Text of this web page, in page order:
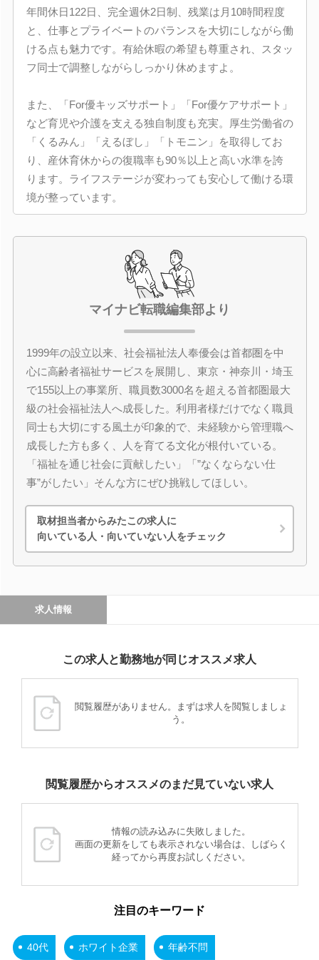
年間休日122日、完全週休2日制、残業は月10時間程度
と、仕事とプライベートのバランスを大切にしながら働
ける点も魅力です。有給休暇の希望も尊重され、スタッ
フ同士で調整しながらしっかり休めますよ。
また、「For優キッズサポート」「For優ケアサポート」
など育児や介護を支える独自制度も充実。厚生労働省の
「くるみん」「えるぼし」「トモニン」を取得してお
り、産休育休からの復職率も90％以上と高い水準を誇
ります。ライフステージが変わっても安心して働ける環
境が整っています。
マイナビ転職編集部より
1999年の設立以来、社会福祉法人奉優会は首都圏を中
心に高齢者福祉サービスを展開し、東京・神奈川・埼玉
で155以上の事業所、職員数3000名を超える首都圏最大
級の社会福祉法人へ成長した。利用者様だけでなく職員
同士も大切にする風土が印象的で、未経験から管理職へ
成長した方も多く、人を育てる文化が根付いている。
「福祉を通じ社会に貢献したい」「”なくならない仕
事”がしたい」そんな方にぜひ挑戦してほしい。
取材担当者からみたこの求人に
向いている人・向いていない人をチェック
求人情報
この求人と勤務地が同じオススメ求人
閲覧履歴がありません。まずは求人を閲覧しましょ
う。
閲覧履歴からオススメのまだ見ていない求人
情報の読み込みに失敗しました。
画面の更新をしても表示されない場合は、しばらく
経ってから再度お試しください。
注目のキーワード
40代 ホワイト企業 年齢不問